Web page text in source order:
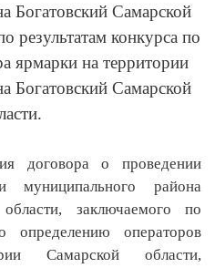
Богатовский Самарской
результатам конкурса по
ярмарки на территории
Богатовский Самарской
договора о проведении
муниципального района
заключаемого по
определению операторов
Самарской области,